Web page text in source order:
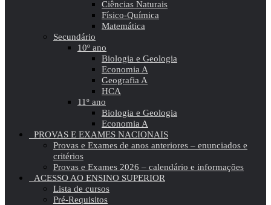
Ciências Naturais
Físico-Química
Matemática
Secundário
10º ano
Biologia e Geologia
Economia A
Geografia A
HCA
11º ano
Biologia e Geologia
Economia A
PROVAS E EXAMES NACIONAIS
Provas e Exames de anos anteriores – enunciados e
critérios
Provas e Exames 2026 – calendário e informações
ACESSO AO ENSINO SUPERIOR
Lista de cursos
Pré-Requisitos